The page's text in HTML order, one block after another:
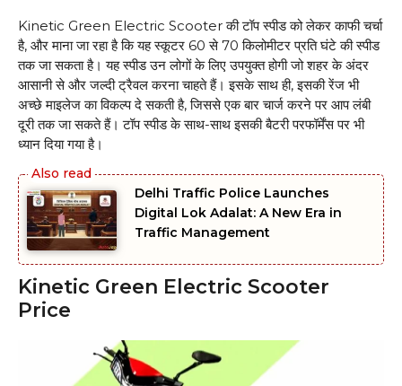
Kinetic Green Electric Scooter की टॉप स्पीड को लेकर काफी चर्चा
है, और माना जा रहा है कि यह स्कूटर 60 से 70 किलोमीटर प्रति घंटे की स्पीड
तक जा सकता है। यह स्पीड उन लोगों के लिए उपयुक्त होगी जो शहर के अंदर
आसानी से और जल्दी ट्रैवल करना चाहते हैं। इसके साथ ही, इसकी रेंज भी
अच्छे माइलेज का विकल्प दे सकती है, जिससे एक बार चार्ज करने पर आप लंबी
दूरी तक जा सकते हैं। टॉप स्पीड के साथ-साथ इसकी बैटरी परफॉर्मेंस पर भी
ध्यान दिया गया है।
Delhi Traffic Police Launches
Digital Lok Adalat: A New Era in
Traffic Management
Kinetic Green Electric Scooter
Price